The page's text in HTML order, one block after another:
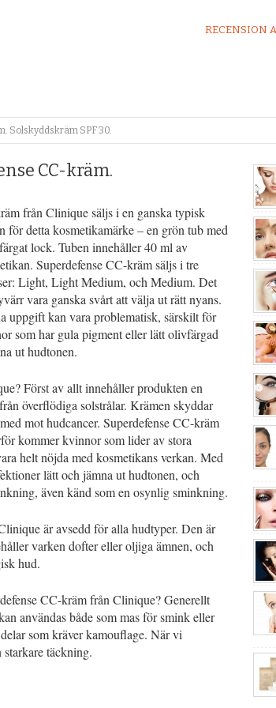
RECENSION
Solskyddskräm SPF 30.
CC-kräm.
från Clinique säljs i en ganska typisk
för detta kosmetikamärke – en grön tub med
lock. Tuben innehåller 40 ml av
Superdefense CC-kräm säljs i tre
Light, Light Medium, och Medium. Det
vara ganska svårt att välja ut rätt nyans.
uppgift kan vara problematisk, särskilt för
som har gula pigment eller lätt olivfärgad
ut hudtonen.
Först av allt innehåller produkten en
överflödiga solstrålar. Krämen skyddar
mot hudcancer. Superdefense CC-kräm
kommer kvinnor som lider av stora
helt nöjda med kosmetikans verkan. Med
lätt och jämna ut hudtonen, och
även känd som en osynlig sminkning.
är avsedd för alla hudtyper. Den är
varken dofter eller oljiga ämnen, och
hud.
CC-kräm från Clinique? Generellt
användas både som mas för smink eller
som kräver kamouflage. När vi
täckning.